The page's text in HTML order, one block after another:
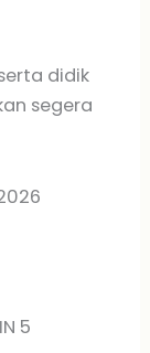
didik
segera
5